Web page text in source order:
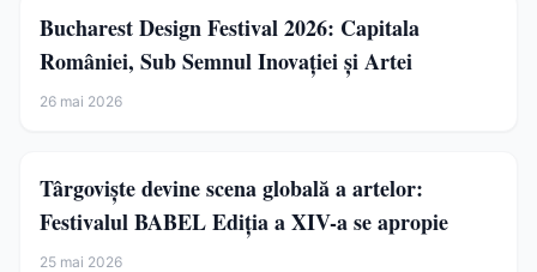
Bucharest Design Festival 2026: Capitala
României, Sub Semnul Inovației și Artei
26 mai 2026
Târgoviște devine scena globală a artelor:
Festivalul BABEL Ediția a XIV-a se apropie
25 mai 2026